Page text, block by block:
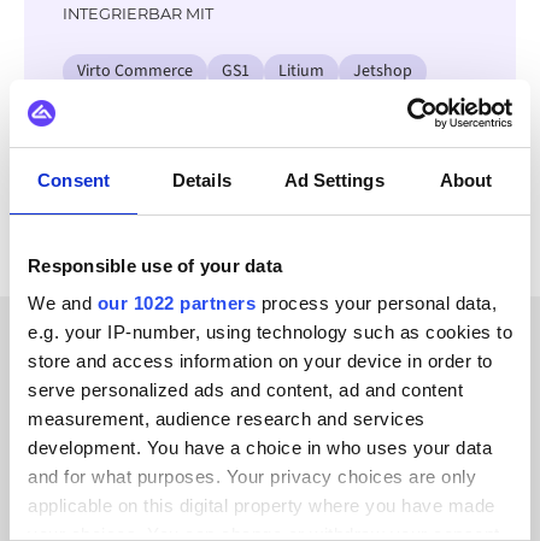
Consent Details Ad Settings About
Responsible use of your data
We and our 1022 partners process your personal data,
e.g. your IP-number, using technology such as cookies to
store and access information on your device in order to
serve personalized ads and content, ad and content
measurement, audience research and services
development. You have a choice in who uses your data
and for what purposes. Your privacy choices are only
applicable on this digital property where you have made
INTEGRIERBAR MIT
Virto Commerce GS1 Litium
Jetshop
Alle KatanaPIM Integrationen ansehen
ERFOLGSGESCHICHTEN UNSERER KUNDEN
Hören Sie
Erfolgsgeschichten unserer
Kunden